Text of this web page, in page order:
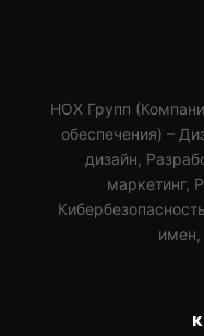
HOX Групп
обеспечения) –
дизайн,
маркетинг,
имен,